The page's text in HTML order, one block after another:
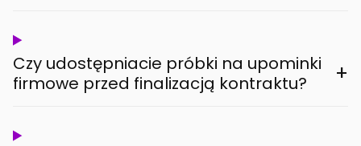
Czy udostępniacie próbki na upominki
firmowe przed finalizacją kontraktu?
+